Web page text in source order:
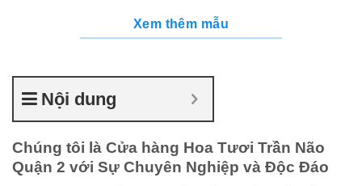
Xem thêm mẫu
Nội dung
Chúng tôi là Cửa hàng Hoa Tươi Trần Não
Quận 2 với Sự Chuyên Nghiệp và Độc Đáo